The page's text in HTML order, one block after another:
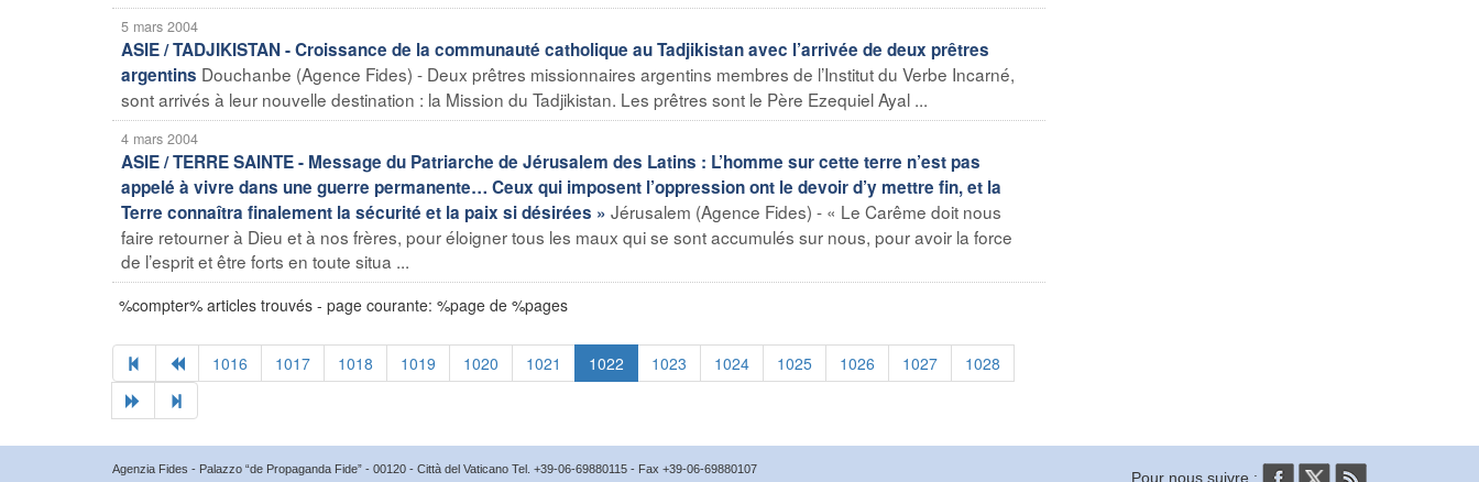
5 mars 2004
ASIE / TADJIKISTAN - Croissance de la communauté catholique au Tadjikistan avec l’arrivée de deux prêtres
argentins Douchanbe (Agence Fides) - Deux prêtres missionnaires argentins membres de l’Institut du Verbe Incarné,
sont arrivés à leur nouvelle destination : la Mission du Tadjikistan. Les prêtres sont le Père Ezequiel Ayal ...
4 mars 2004
ASIE / TERRE SAINTE - Message du Patriarche de Jérusalem des Latins : L’homme sur cette terre n’est pas
appelé à vivre dans une guerre permanente… Ceux qui imposent l’oppression ont le devoir d’y mettre fin, et la
Terre connaîtra finalement la sécurité et la paix si désirées » Jérusalem (Agence Fides) - « Le Carême doit nous
faire retourner à Dieu et à nos frères, pour éloigner tous les maux qui se sont accumulés sur nous, pour avoir la force
de l’esprit et être forts en toute situa ...
%compter% articles trouvés - page courante: %page de %pages
1016 1017 1018 1019 1020 1021 1022 1023 1024 1025 1026 1027 1028
Agenzia Fides - Palazzo “de Propaganda Fide” - 00120 - Città del Vaticano Tel. +39-06-69880115 - Fax +39-06-69880107 Pour nous suivre :